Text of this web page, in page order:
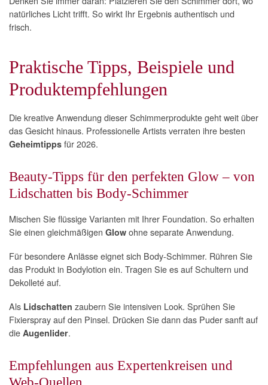
natürliches Licht trifft. So wirkt Ihr Ergebnis authentisch und
frisch.
Praktische Tipps, Beispiele und
Produktempfehlungen
Die kreative Anwendung dieser Schimmerprodukte geht weit über
das Gesicht hinaus. Professionelle Artists verraten ihre besten
Geheimtipps für 2026.
Beauty-Tipps für den perfekten Glow – von
Lidschatten bis Body-Schimmer
Mischen Sie flüssige Varianten mit Ihrer Foundation. So erhalten
Sie einen gleichmäßigen Glow ohne separate Anwendung.
Für besondere Anlässe eignet sich Body-Schimmer. Rühren Sie
das Produkt in Bodylotion ein. Tragen Sie es auf Schultern und
Dekolleté auf.
Als Lidschatten zaubern Sie intensiven Look. Sprühen Sie
Fixierspray auf den Pinsel. Drücken Sie dann das Puder sanft auf
die Augenlider.
Empfehlungen aus Expertenkreisen und
Web-Quellen